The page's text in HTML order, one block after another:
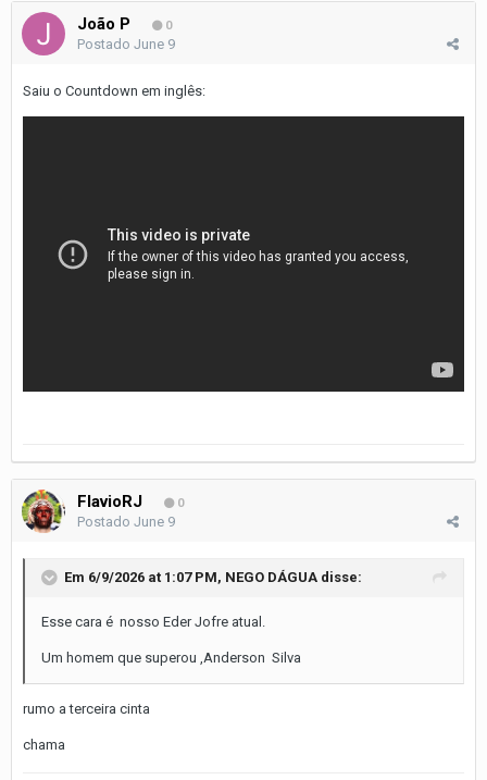
João P 0
Postado June 9
Saiu o Countdown em inglês:
FlavioRJ 0
Postado June 9
Em 6/9/2026 at 1:07 PM, NEGO DÁGUA disse:
Esse cara é nosso Eder Jofre atual.
Um homem que superou ,Anderson Silva
rumo a terceira cinta
chama